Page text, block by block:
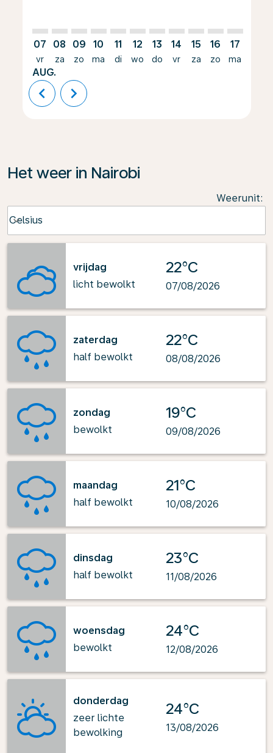
07
vr
AUG.
08
za
09
zo
10
ma
11
di
12
wo
13
do
14
vr
15
za
16
zo
17
ma
chevron_left chevron_right
Het weer in Nairobi
Weerunit:
Celsius
keyboard_arrow_down
vrijdag
licht bewolkt
22°C
07/08/2026
zaterdag
half bewolkt
22°C
08/08/2026
zondag
bewolkt
19°C
09/08/2026
maandag
half bewolkt
21°C
10/08/2026
dinsdag
half bewolkt
23°C
11/08/2026
woensdag
bewolkt
24°C
12/08/2026
donderdag
zeer lichte
bewolking
24°C
13/08/2026